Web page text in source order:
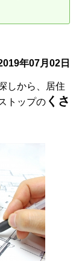
年07月02日
しから、居住
トップの くさ